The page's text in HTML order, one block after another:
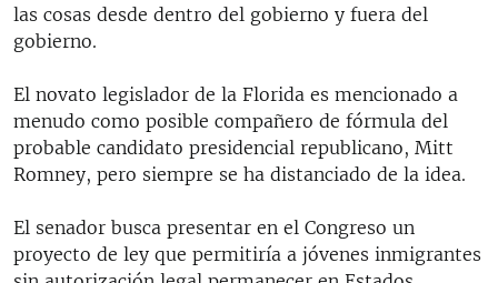
las cosas desde dentro del gobierno y fuera del
gobierno.
El novato legislador de la Florida es mencionado a
menudo como posible compañero de fórmula del
probable candidato presidencial republicano, Mitt
Romney, pero siempre se ha distanciado de la idea.
El senador busca presentar en el Congreso un
proyecto de ley que permitiría a jóvenes inmigrantes